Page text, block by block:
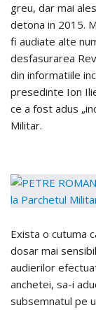
greu, dar mai
detona in 2015.
fi audiate alte
desfasurarea
din informatiile
presedinte Ion
ce a fost adus
Militar.
Exista o cutuma
dosar mai
audierilor
anchetei, sa-i
subsemnatul pe